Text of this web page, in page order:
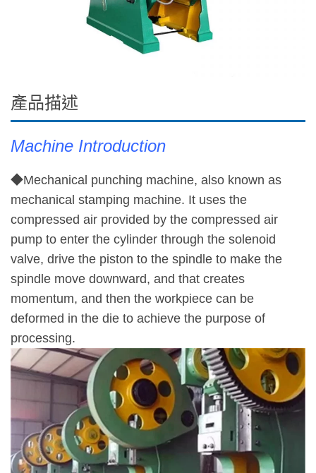
產品描述
Machine Introduction
◆Mechanical punching machine, also known as
mechanical stamping machine. It uses the
compressed air provided by the compressed air
pump to enter the cylinder through the solenoid
valve, drive the piston to the spindle to make the
spindle move downward, and that creates
momentum, and then the workpiece can be
deformed in the die to achieve the purpose of
processing.